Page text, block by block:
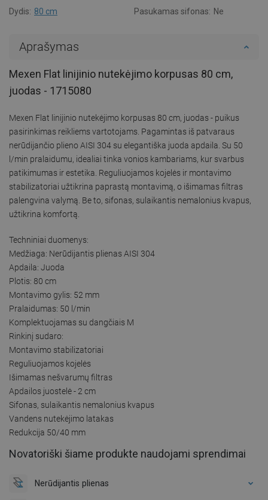
Dydis: 80 cm Pasukamas sifonas: Ne
Aprašymas
Mexen Flat linijinio nutekėjimo korpusas 80 cm,
juodas - 1715080
Mexen Flat linijinio nutekėjimo korpusas 80 cm, juodas - puikus
pasirinkimas reikliems vartotojams. Pagamintas iš patvaraus
nerūdijančio plieno AISI 304 su elegantiška juoda apdaila. Su 50
l/min pralaidumu, idealiai tinka vonios kambariams, kur svarbus
patikimumas ir estetika. Reguliuojamos kojelės ir montavimo
stabilizatoriai užtikrina paprastą montavimą, o išimamas filtras
palengvina valymą. Be to, sifonas, sulaikantis nemalonius kvapus,
užtikrina komfortą.
Techniniai duomenys:
Medžiaga: Nerūdijantis plienas AISI 304
Apdaila: Juoda
Plotis: 80 cm
Montavimo gylis: 52 mm
Pralaidumas: 50 l/min
Komplektuojamas su dangčiais M
Rinkinį sudaro:
Montavimo stabilizatoriai
Reguliuojamos kojelės
Išimamas nešvarumų filtras
Apdailos juostelė - 2 cm
Sifonas, sulaikantis nemalonius kvapus
Vandens nutekėjimo latakas
Redukcija 50/40 mm
Novatoriški šiame produkte naudojami sprendimai
Nerūdijantis plienas